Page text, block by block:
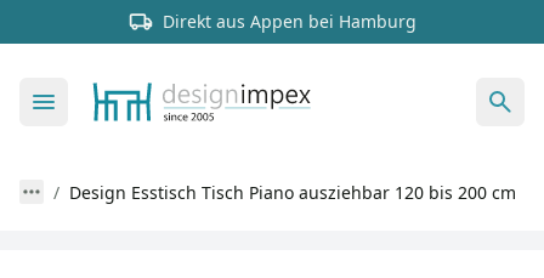
Direkt aus Appen bei Hamburg
Design Esstisch Tisch Piano ausziehbar 120 bis 200 cm